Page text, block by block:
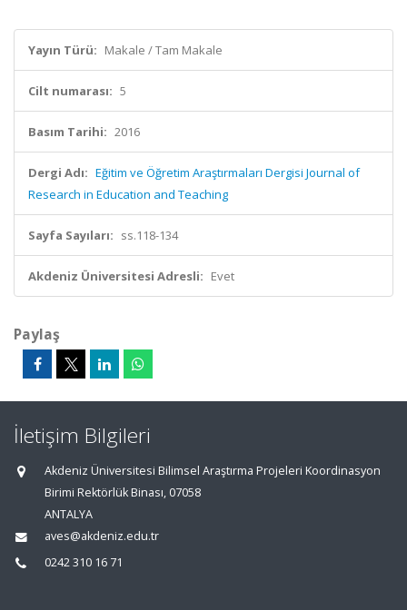
Yayın Türü: Makale / Tam Makale
Cilt numarası: 5
Basım Tarihi: 2016
Dergi Adı: Eğitim ve Öğretim Araştırmaları Dergisi Journal of
Research in Education and Teaching
Sayfa Sayıları: ss.118-134
Akdeniz Üniversitesi Adresli: Evet
Paylaş
İletişim Bilgileri
Akdeniz Üniversitesi Bilimsel Araştırma Projeleri Koordinasyon
Birimi Rektörlük Binası, 07058
ANTALYA
aves@akdeniz.edu.tr
0242 310 16 71